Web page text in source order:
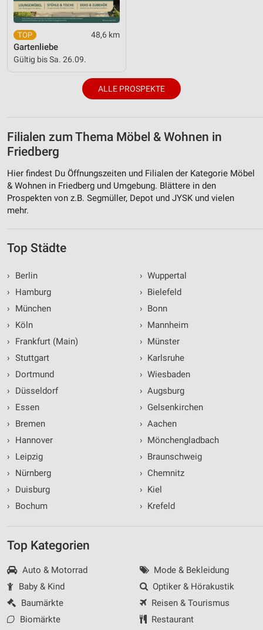
48,6 km
Gartenliebe
Gültig bis Sa. 26.09.
ALLE PROSPEKTE
Filialen zum Thema Möbel & Wohnen in
Friedberg
Hier findest Du Öffnungszeiten und Filialen der Kategorie Möbel
& Wohnen in Friedberg und Umgebung. Blättere in den
Prospekten von z.B. Segmüller, Depot und JYSK und vielen
mehr.
Top Städte
›
Berlin
›
Hamburg
›
München
›
Köln
›
Frankfurt (Main)
› Stuttgart
›
Dortmund
›
Düsseldorf
›
Essen
›
Bremen
›
Hannover
›
Leipzig
›
Nürnberg
›
Duisburg
›
Bochum
› Wuppertal
› Bielefeld
› Bonn
› Mannheim
› Münster
› Karlsruhe
› Wiesbaden
› Augsburg
› Gelsenkirchen
› Aachen
› Mönchengladbach
› Braunschweig
› Chemnitz
› Kiel
› Krefeld
Top Kategorien
Auto & Motorrad
Baby & Kind
Baumärkte
Biomärkte
Mode & Bekleidung
Optiker & Hörakustik
Reisen & Tourismus
Restaurant